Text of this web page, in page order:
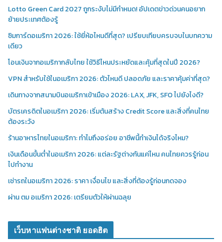
Lotto Green Card 2027 ถูกระงับไม่มีกำหนด! อัปเดตข่าวด่วนคนอยาก
ย้ายประเทศต้องรู้
ซิมการ์ดอเมริกา 2026: ใช้ยี่ห้อไหนดีที่สุด? เปรียบเทียบครบจบในบทความ
เดียว
โอนเงินจากอเมริกากลับไทย ใช้วิธีไหนประหยัดและคุ้มที่สุดในปี 2026?
VPN สำหรับใช้ในอเมริกา 2026: ตัวไหนดี ปลอดภัย และราคาคุ้มค่าที่สุด?
เดินทางจากสนามบินอเมริกาเข้าเมือง 2026: LAX, JFK, SFO ไปยังไงดี?
บัตรเครดิตในอเมริกา 2026: เริ่มต้นสร้าง Credit Score และสิ่งที่คนไทย
ต้องระวัง
ร้านอาหารไทยในอเมริกา: ทำไมถึงอร่อย อาชีพนี้ทำเงินได้จริงไหม?
เงินเดือนขั้นต่ำในอเมริกา 2026: แต่ละรัฐต่างกันแค่ไหน คนไทยควรรู้ก่อน
ไปทำงาน
เช่ารถในอเมริกา 2026: ราคา เงื่อนไข และสิ่งที่ต้องรู้ก่อนกดจอง
ผ่าน ตม อเมริกา 2026: เตรียมตัวให้ผ่านฉลุย
เว็บหาแฟนต่างชาติ ยอดฮิต